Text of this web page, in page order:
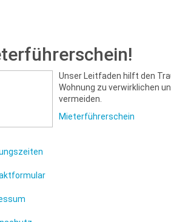
Unser Leitfaden hilft den
Wohnung zu verwirklichen
vermeiden.
Mieterführerschein